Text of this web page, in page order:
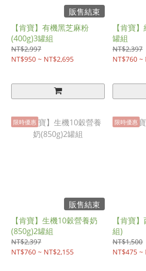
販售結束
【肯寶】有機黑芝麻粉
(400g)3罐組
NT$2,997
NT$950 ~ NT$2,695
【肯寶
罐組
NT$2,397
NT$760 ~
限時優惠
販售結束
【肯寶】生機10穀營養奶
(850g)2罐組
NT$2,397
NT$760 ~ NT$2,155
限時優惠
【肯寶
組)
NT$1,500
NT$475 ~